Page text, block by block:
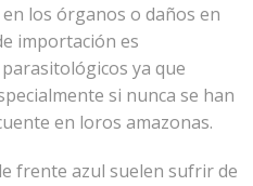
los órganos o daños en
importación es
ya que
si nunca se han
en loros amazonas.
frente azul suelen sufrir de